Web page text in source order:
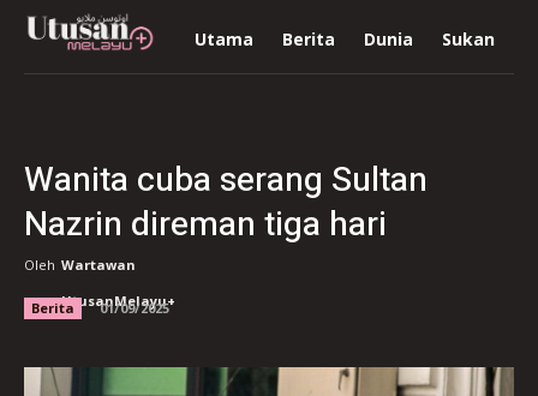
Utama Berita Dunia Sukan
Wanita cuba serang Sultan
Nazrin direman tiga hari
Oleh Wartawan
UtusanMelayu+
Berita 01/09/2025